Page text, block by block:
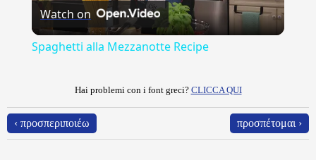
Video
Watch on
Spaghetti alla Mezzanotte Recipe
Hai problemi con i font greci? CLICCA QUI
‹ προσπεριποιέω προσπέτομαι ›